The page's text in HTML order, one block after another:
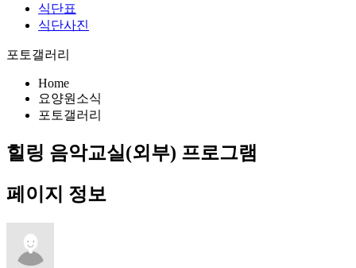
식단표
식단사진
포토갤러리
Home
요양원소식
포토갤러리
힐링 음악교실(외부) 프로그램
페이지 정보